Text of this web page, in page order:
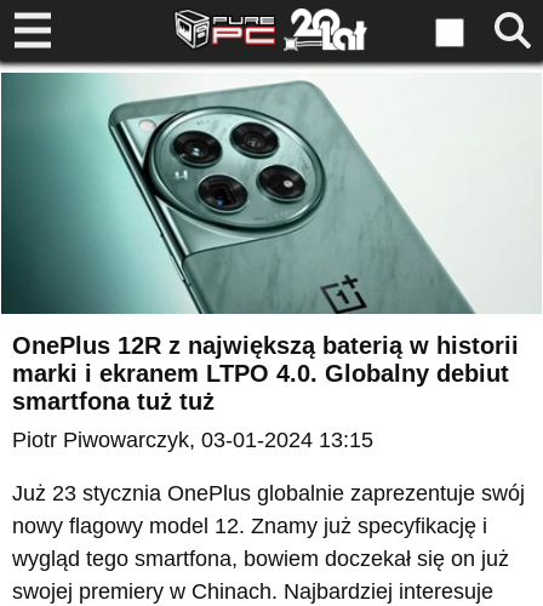
OnePlus 12R z największą baterią w historii
marki i ekranem LTPO 4.0. Globalny debiut
smartfona tuż tuż
Piotr Piwowarczyk, 03-01-2024 13:15
Już 23 stycznia OnePlus globalnie zaprezentuje swój
nowy flagowy model 12. Znamy już specyfikację i
wygląd tego smartfona, bowiem doczekał się on już
swojej premiery w Chinach. Najbardziej interesuje